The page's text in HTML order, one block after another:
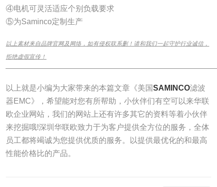
④电机可灵活适应个别负载要求
⑤为Saminco定制生产
以上素材来自品牌官网及网络，如有侵权联系删！请和我们一起守护行业诚信，
拒绝虚假宣传！
以上就是小编为大家带来的本篇文章《美国SAMINCO滤波
器EMC》，希望能对您有所帮助，小伙伴们有空可以来华联
欧企业网站，我们的网站上还有许多其它的资料等着小伙伴
来挖掘哦!深圳华联欧致力于为客户提供全方位的服务，全体
员工都将竭诚为您提供优质的服务。以提供最优化的和最高
性能价格比的产品。